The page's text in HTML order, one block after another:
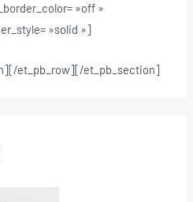
»off »
»solid »]
et_pb_row][/et_pb_section]